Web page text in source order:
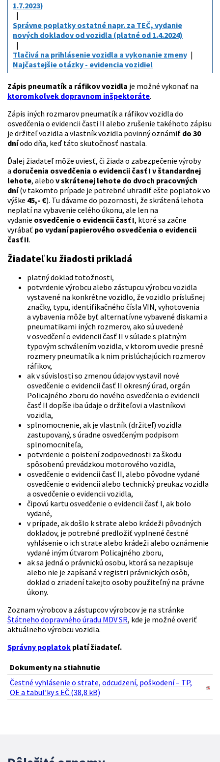
1.7.2023)
Správne poplatky ostatné napr. za TEČ, vydanie
nových dokladov od vozidla (platné od 1.4.2024)
Tlačivá na prihlásenie vozidla a vykonanie zmeny
Najčastejšie otázky - evidencia vozidiel
Zápis pneumatík a ráfikov vozidla je možné vykonať na
ktoromkoľvek dopravnom inšpektoráte.
Zápis iných rozmarov pneumatík a ráfikov vozidla do
osvedčenia o evidencii časti II alebo zrušenie takéhoto zápisu
je držiteľ vozidla a vlastník vozidla povinný oznámiť do 30
dníodo dňa, keď táto skutočnosť nastala.
Ďalej žiadateľ môže uviesť, či žiada o zabezpečenie výroby
a doručenia osvedčenia o evidencii časť I v štandardnej
lehote, alebo v skrátenej lehote do dvoch pracovných
dní(v takomto prípade je potrebné uhradiť ešte poplatok vo
výške 45,- €). Tu dávame do pozornosti, že skrátená lehota
neplatí na vybavenie celého úkonu, ale len na
vydanie osvedčenie o evidencii časť I, ktoré sa začne
vyrábať po vydaní papierového osvedčenia o evidencii
časť II.
Žiadateľ ku žiadosti prikladá
platný doklad totožnosti,
potvrdenie výrobcu alebo zástupcu výrobcu vozidla
vystavené na konkrétne vozidlo, že vozidlo príslušnej
značky, typu, identifikačného čísla VIN, vyhotovenia
a vybavenia môže byť alternatívne vybavené diskami a
pneumatikami iných rozmerov, ako sú uvedené
v osvedčení o evidencii časť II v súlade s platným
typovým schválením vozidla, v ktorom uvedie presné
rozmery pneumatík a k nim prislúchajúcich rozmerov
ráfikov,
ak v súvislosti so zmenou údajov vystavil nové
osvedčenie o evidencii časť II okresný úrad, orgán
Policajného zboru do nového osvedčenia o evidencii
časť II dopíše iba údaje o držiteľovi a vlastníkovi
vozidla,
splnomocnenie, ak je vlastník (držiteľ) vozidla
zastupovaný, s úradne osvedčeným podpisom
splnomocniteľa,
potvrdenie o poistení zodpovednosti za škodu
spôsobenú prevádzkou motorového vozidla,
osvedčenie o evidencii časť II, alebo pôvodne vydané
osvedčenie o evidencii alebo technický preukaz vozidla
a osvedčenie o evidencii vozidla,
čipovú kartu osvedčenie o evidencii časť I, ak bolo
vydané,
v prípade, ak došlo k strate alebo krádeži pôvodných
dokladov, je potrebné predložiť vyplnené čestné
vyhlásenie o ich strate alebo krádeži alebo oznámenie
vydané iným útvarom Policajného zboru,
ak sa jedná o právnickú osobu, ktorá sa nezapisuje
alebo nie je zapísaná v registri právnických osôb,
doklad o zriadení takejto osoby použiteľný na právne
úkony.
Zoznam výrobcov a zástupcov výrobcov je na stránke
Štátneho dopravného úradu MDV SR, kde je možné overiť
aktuálneho výrobcu vozidla.
Správny poplatok platí žiadateľ.
Dokumenty na stiahnutie
Čestné vyhlásenie o strate, odcudzení, poškodení – TP,
OE a tabul’ky s EČ (38,8 kB)